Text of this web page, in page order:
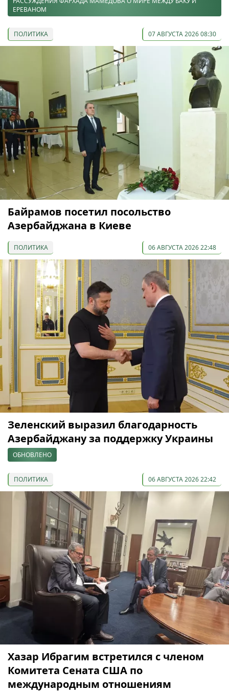
ЕРЕВАНОМ
ПОЛИТИКА 07 АВГУСТА 2026 08:30
Байрамов посетил посольство
Азербайджана в Киеве
ПОЛИТИКА 06 АВГУСТА 2026 22:48
Зеленский выразил благодарность
Азербайджану за поддержку Украины
ОБНОВЛЕНО
ПОЛИТИКА 06 АВГУСТА 2026 22:42
Хазар Ибрагим встретился с членом
Комитета Сената США по
международным отношениям